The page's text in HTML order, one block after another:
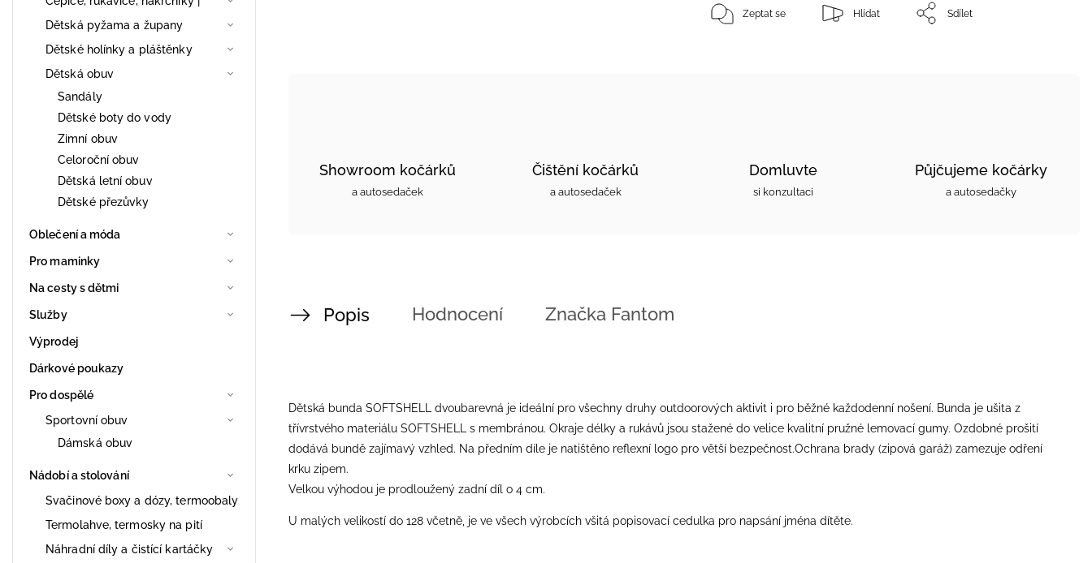
Dětská pyžama a župany
Dětské holínky a pláštěnky
Dětská obuv
Sandály
Dětské boty do vody
Zimní obuv
Celoroční obuv
Dětská letní obuv
Dětské přezůvky
Oblečení a móda
Pro maminky
Na cesty s dětmi
Služby
Výprodej
Dárkové poukazy
Pro dospělé
Sportovní obuv
Dámská obuv
Nádobí a stolování
Svačinové boxy a dózy, termoobaly
Termolahve, termosky na pití
Náhradní díly a čistící kartáčky
Zeptat se Hlídat Sdílet
Showroom kočárků
a autosedaček
Čištění kočárků
a autosedaček
Domluvte
si konzultaci
Půjčujeme kočárky
a autosedačky
Popis Hodnocení Značka Fantom
Dětská bunda SOFTSHELL dvoubarevná je ideální pro všechny druhy outdoorových aktivit i pro běžné každodenní nošení. Bunda je ušita z
třívrstvého materiálu SOFTSHELL s membránou. Okraje délky a rukávů jsou stažené do velice kvalitní pružné lemovací gumy. Ozdobné prošití
dodává bundě zajímavý vzhled. Na předním díle je natištěno reflexní logo pro větší bezpečnost.Ochrana brady (zipová garáž) zamezuje odření
krku zipem.
Velkou výhodou je prodloužený zadní díl o 4 cm.
U malých velikostí do 128 včetně, je ve všech výrobcích všitá popisovací cedulka pro napsání jména dítěte.